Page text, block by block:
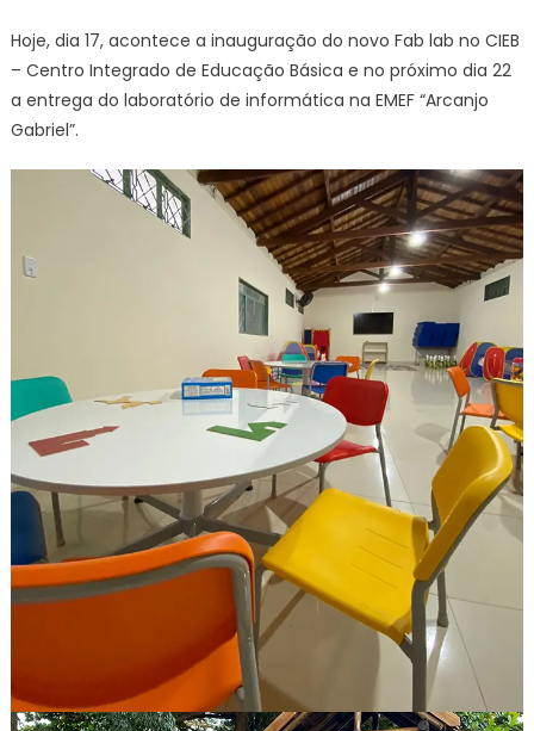
Hoje, dia 17, acontece a inauguração do novo Fab lab no CIEB
– Centro Integrado de Educação Básica e no próximo dia 22
a entrega do laboratório de informática na EMEF “Arcanjo
Gabriel”.